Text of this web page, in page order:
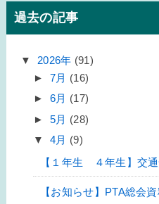
過去の記事
▼ 2026年 (91)
► 7月 (16)
► 6月 (17)
► 5月 (28)
▼ 4月 (9)
【１年生 ４年生】交
【お知らせ】PTA総会